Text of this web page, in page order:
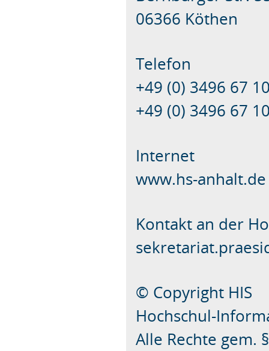
06366 Köthen
Telefon
+49 (0) 3496 67
+49 (0) 3496 67
Internet
www.hs-anhalt.de
Kontakt an der
© Copyright HIS
Hochschul-
Alle Rechte gem.